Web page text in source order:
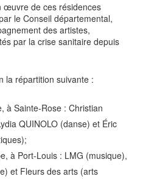
œuvre de ces résidences
le Conseil départemental,
des artistes,
par la crise sanitaire depuis
la répartition suivante :
à Sainte-Rose : Christian
QUINOLO (danse) et Éric
à Port-Louis : LMG (musique),
et Fleurs des arts (arts